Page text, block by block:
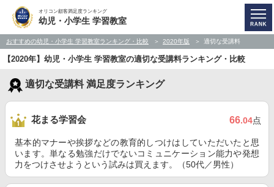
オリコン顧客満足度ランキング
幼児・小学生 学習教室
おすすめの幼児・小学生 学習教室ランキング・比較 2020年版 適切な受講料
【2020年】幼児・小学生 学習教室の適切な受講料ランキング・比較
適切な受講料 満足度ランキング
花まる学習会 66.04点
基本的マナーや挨拶などの教育的しつけはしていただいたと思
います。単なる勉強だけでないコミュニケーション能力や発想
力をつけさせようという試みは買えます。（50代／男性）